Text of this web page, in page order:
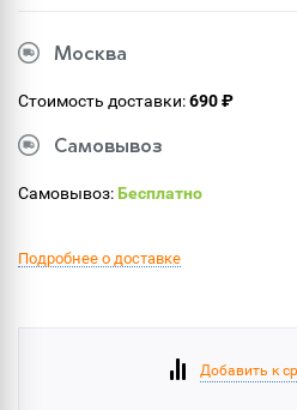
Москва
Стоимость доставки:690 ₽
Самовывоз
Самовывоз:Бесплатно
Подробнее о доставке
Добавить к